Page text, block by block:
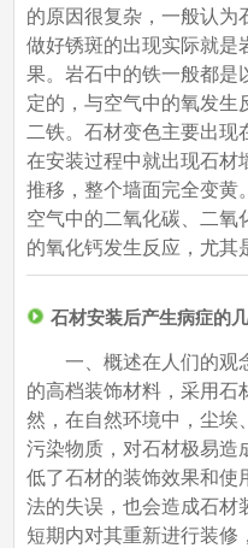
的原因很复杂，一般认为
做好锈斑的出现实际就是
果。岩石中的铁一般都是
定的，与空气中的氧发生
二铁。石材变色主要出现
在安装过程中就出现石材
推移，整个墙面完全变黄
空气中的二氧化碳、二氧
的氧化钙发生反应，尤其
石材安装后产生病症的
一、概述在人们的观
的高档装饰材料，采用石
然，在自然环境中，尘埃
污染物质，对石材极易造
低了石材的装饰效果和使
法的失误，也会造成石材
短期内对其重新进行装修